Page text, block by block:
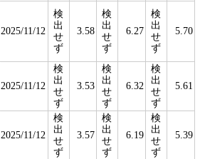
2025/11/12
検
出
せ
ず
3.58
検
出
せ
ず
6.27
検
出
せ
ず
5.70
2025/11/12
検
出
せ
ず
3.53
検
出
せ
ず
6.32
検
出
せ
ず
5.61
2025/11/12
検
出
せ
ず
3.57
検
出
せ
ず
6.19
検
出
せ
ず
5.39